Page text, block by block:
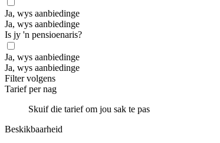
Ja, wys aanbiedinge
Ja, wys aanbiedinge
Is jy 'n pensioenaris?
Ja, wys aanbiedinge
Ja, wys aanbiedinge
Filter volgens
Tarief per nag
Skuif die tarief om jou sak te pas
Beskikbaarheid